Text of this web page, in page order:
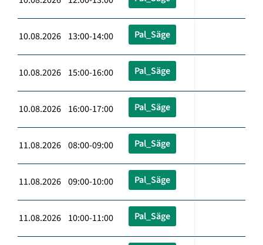
10.08.2026 13:00-14:00 Pal_Säge
10.08.2026 15:00-16:00 Pal_Säge
10.08.2026 16:00-17:00 Pal_Säge
11.08.2026 08:00-09:00 Pal_Säge
11.08.2026 09:00-10:00 Pal_Säge
11.08.2026 10:00-11:00 Pal_Säge